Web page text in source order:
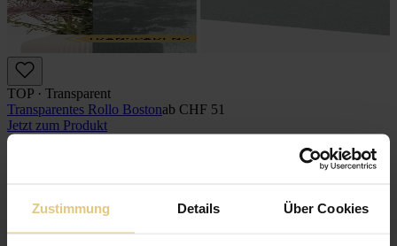
Zustimmung Details Über Cookies
TOP · Transparent
Transparentes Rollo Bostonab CHF 51
Jetzt zum Produkt